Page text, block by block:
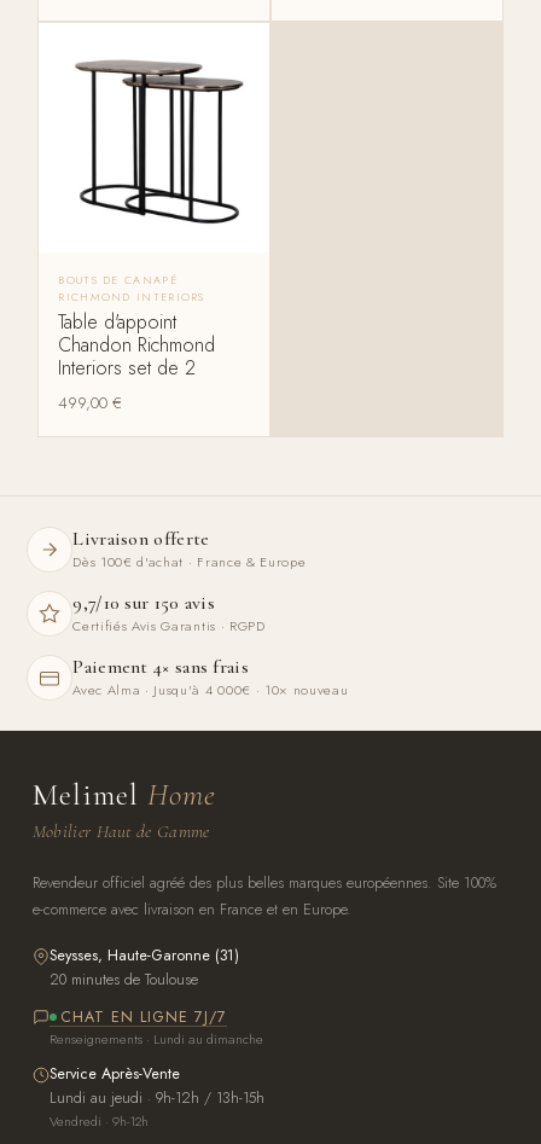
BOUTS DE CANAPÉ
RICHMOND INTERIORS
Table d'appoint
Chandon Richmond
Interiors set de 2
499,00€
Livraison offerte
Dès 100€ d'achat · France & Europe
9,7/10 sur 150 avis
Certifiés Avis Garantis · RGPD
Paiement 4× sans frais
Avec Alma · Jusqu'à 4 000€ · 10× nouveau
Melimel Home
Mobilier Haut de Gamme
Revendeur officiel agréé des plus belles marques européennes. Site 100%
e-commerce avec livraison en France et en Europe.
Seysses, Haute-Garonne (31)
20 minutes de Toulouse
CHAT EN LIGNE 7J/7
Renseignements · Lundi au dimanche
Service Après-Vente
Lundi au jeudi · 9h-12h / 13h-15h
Vendredi · 9h-12h